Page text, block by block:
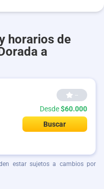
horarios de
a
--
Desde$60.000
Buscar
estar sujetos a cambios por